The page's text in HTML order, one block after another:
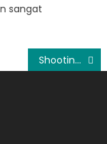
sangat
Shooting, Teknik Bermain Bola Basket Penting